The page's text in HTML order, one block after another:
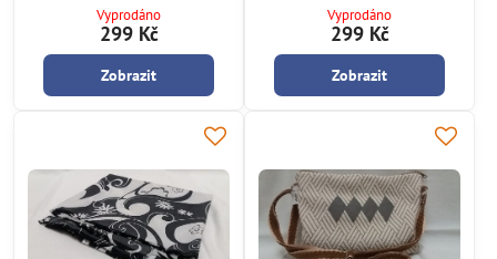
Vyprodáno
299 Kč
Zobrazit
Vyprodáno
299 Kč
Zobrazit